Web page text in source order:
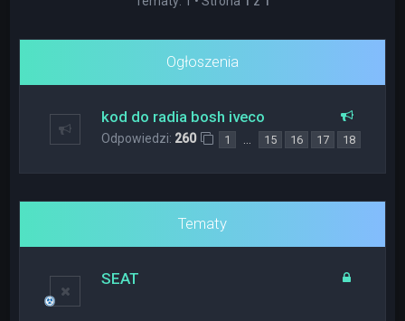
Ogłoszenia
kod do radia bosh iveco
Odpowiedzi: 260 1 … 15 16 17 18
Tematy
SEAT